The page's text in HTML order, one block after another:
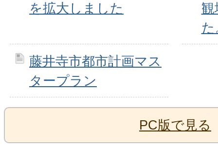
を拡大しました
観
た
藤井寺市都市計画マス
タープラン
PC版で見る